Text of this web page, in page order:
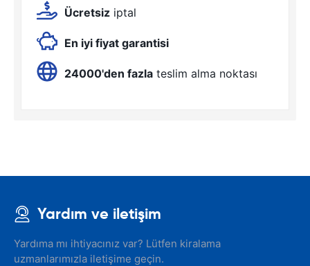
Ücretsiz iptal
En iyi fiyat garantisi
24000'den fazla teslim alma noktası
Yardım ve iletişim
Yardıma mı ihtiyacınız var? Lütfen kiralama
uzmanlarımızla iletişime geçin.